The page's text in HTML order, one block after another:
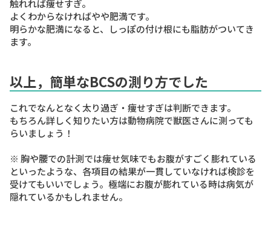
触れれば痩せすぎ。
よくわからなければやや肥満です。
明らかな肥満になると、しっぽの付け根にも脂肪がついてき
ます。
以上，簡単なBCSの測り方でした
これでなんとなく太り過ぎ・痩せすぎは判断できます。
もちろん詳しく知りたい方は動物病院で獣医さんに測っても
らいましょう！
※ 胸や腰での計測では痩せ気味でもお腹がすごく膨れている
といったような、各項目の結果が一貫していなければ検診を
受けてもいいでしょう。極端にお腹が膨れている時は病気が
隠れているかもしれません。